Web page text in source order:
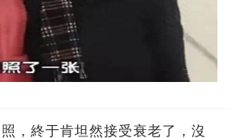
，終于肯坦然接受衰老了，沒